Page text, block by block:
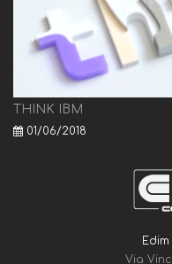
THINK IBM
01/06/2018
Via